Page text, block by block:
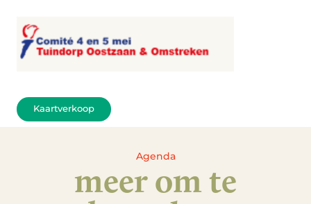
Kaartverkoop
Agenda
meer om te